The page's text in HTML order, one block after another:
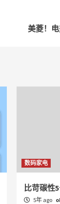
美菱！
数码家电
比苛碳性
5年 ago